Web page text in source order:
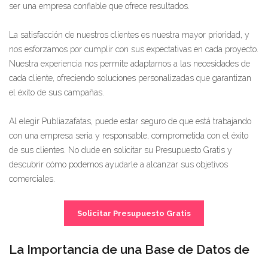
ser una empresa confiable que ofrece resultados.
La satisfacción de nuestros clientes es nuestra mayor prioridad, y
nos esforzamos por cumplir con sus expectativas en cada proyecto.
Nuestra experiencia nos permite adaptarnos a las necesidades de
cada cliente, ofreciendo soluciones personalizadas que garantizan
el éxito de sus campañas.
Al elegir Publiazafatas, puede estar seguro de que está trabajando
con una empresa seria y responsable, comprometida con el éxito
de sus clientes. No dude en solicitar su Presupuesto Gratis y
descubrir cómo podemos ayudarle a alcanzar sus objetivos
comerciales.
Solicitar Presupuesto Gratis
La Importancia de una Base de Datos de